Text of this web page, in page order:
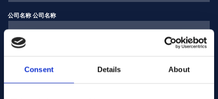
Consent Details About
公司名称 公司名称